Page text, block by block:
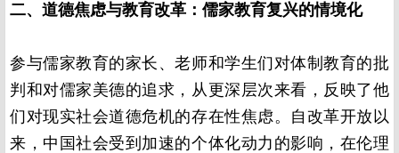
二、道德焦虑与教育改革：儒家教育复兴的情境化
参与儒家教育的家长、老师和学生们对体制教育的批
判和对儒家美德的追求，从更深层次来看，反映了他
们对现实社会道德危机的存在性焦虑。自改革开放以
来，中国社会受到加速的个体化动力的影响，在伦理